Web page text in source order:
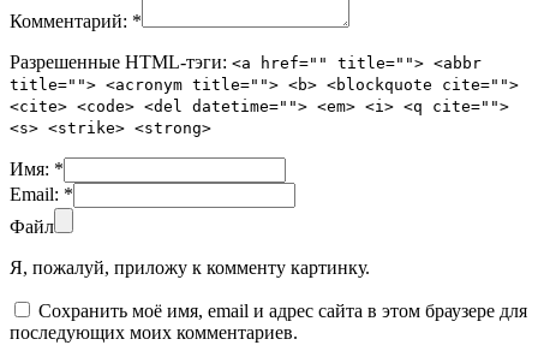
Комментарий: *
Разрешенные HTML-тэги: <a href="" title=""> <abbr
title=""> <acronym title=""> <b> <blockquote cite="">
<cite> <code> <del datetime=""> <em> <i> <q cite="">
<s> <strike> <strong>
Имя: *
Email: *
Файл
Я, пожалуй, приложу к комменту картинку.
Сохранить моё имя, email и адрес сайта в этом браузере для
последующих моих комментариев.